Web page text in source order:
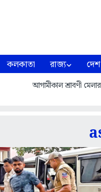
কলকাতা রাজ্য দেশ
আগামীকাল শ্রাবণী